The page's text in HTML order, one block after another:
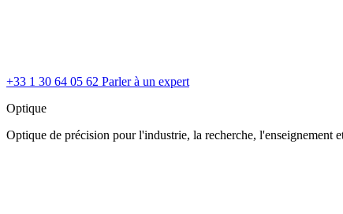
+33 1 30 64 05 62 Parler à un expert
Optique
Optique de précision pour l'industrie, la recherche, l'enseignement